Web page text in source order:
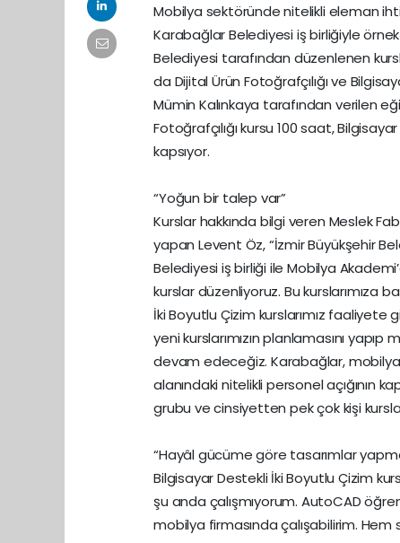
Mobilya sektöründe nitelikli eleman
Karabağlar Belediyesi iş birliğiyle
Belediyesi tarafından düzenlenen
da Dijital Ürün Fotoğrafçılığı ve
Mümin Kalınkaya tarafından verilen
Fotoğrafçılığı kursu 100 saat,
kapsıyor.
“Yoğun bir talep var”
Kurslar hakkında bilgi veren Meslek
yapan Levent Öz, “İzmir Büyükşehir
Belediyesi iş birliği ile Mobilya
kurslar düzenliyoruz. Bu kurslarımıza
İki Boyutlu Çizim kurslarımız faaliyete
yeni kurslarımızın planlamasını
devam edeceğiz. Karabağlar,
alanındaki nitelikli personel açığının
grubu ve cinsiyetten pek çok kişi
“Hayâl gücüme göre tasarımlar
Bilgisayar Destekli İki Boyutlu Çizim
şu anda çalışmıyorum. AutoCAD
mobilya firmasında çalışabilirim.